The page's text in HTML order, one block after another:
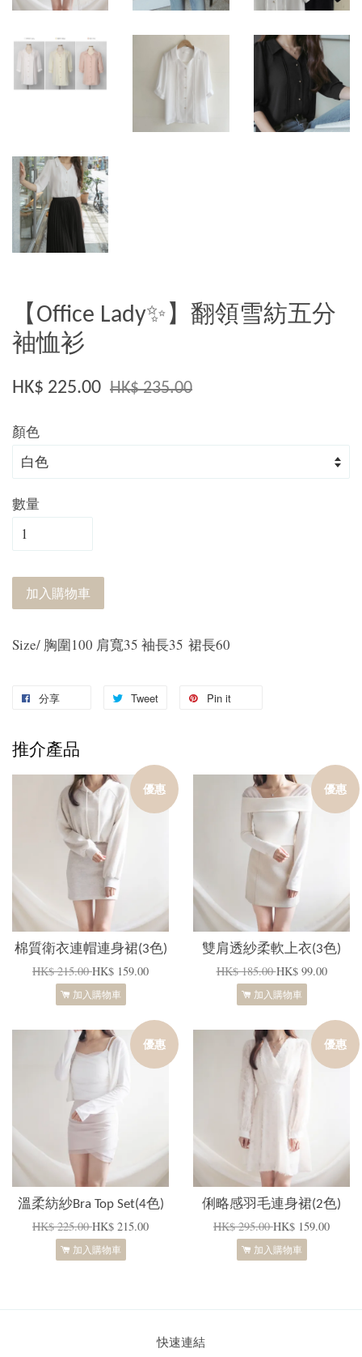
【Office Lady✨】翻領雪紡五分
袖恤衫
HK$ 225.00 HK$ 235.00
顏色
數量
加入購物車
Size/ 胸圍100 肩寬35 袖長35 裙長60
分享 Tweet Pin it
推介產品
優惠
棉質衛衣連帽連身裙(3色)
HK$ 215.00HK$ 159.00
加入購物車
優惠
雙肩透紗柔軟上衣(3色)
HK$ 185.00HK$ 99.00
加入購物車
優惠
溫柔紡紗Bra Top Set(4色)
HK$ 225.00HK$ 215.00
加入購物車
優惠
俐略感羽毛連身裙(2色)
HK$ 295.00HK$ 159.00
加入購物車
快速連結